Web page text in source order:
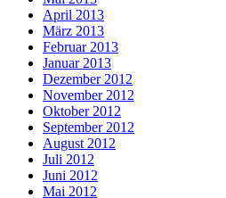
April 2013
März 2013
Februar 2013
Januar 2013
Dezember 2012
November 2012
Oktober 2012
September 2012
August 2012
Juli 2012
Juni 2012
Mai 2012